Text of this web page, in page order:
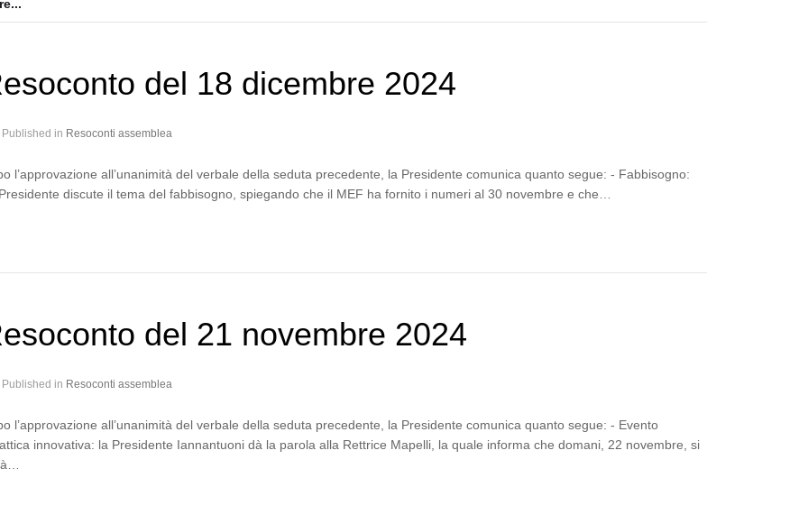
del 18 dicembre 2024
Published in Resoconti assemblea
l’approvazione all’unanimità del verbale della seduta precedente, la Presidente comunica quanto segue: - Fabbisogno:
discute il tema del fabbisogno, spiegando che il MEF ha fornito i numeri al 30 novembre e che…
del 21 novembre 2024
Published in Resoconti assemblea
l’approvazione all’unanimità del verbale della seduta precedente, la Presidente comunica quanto segue: - Evento
innovativa: la Presidente Iannantuoni dà la parola alla Rettrice Mapelli, la quale informa che domani, 22 novembre, si